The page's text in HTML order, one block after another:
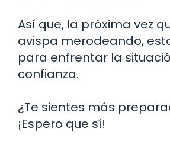
Así que, la próxima vez
avispa merodeando,
para enfrentar la
confianza.
¿Te sientes más
¡Espero que sí!